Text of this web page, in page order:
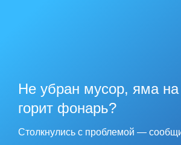
Не убран мусор, яма на
горит фонарь?
Столкнулись с проблемой —